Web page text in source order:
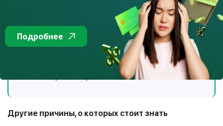
Это означает, что, если вы получаете от государства
социальные выплаты, их защищенную часть средств
нельзя заблокировать или арестовать. Если у вас еще
нет такого спецсчета, имеет смысл его открыть и
указать его реквизиты соответствующим органам,
чтобы защитить социальные выплаты.
Другие причины, о которых стоит знать
Подробнее